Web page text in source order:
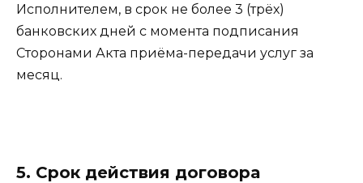
Исполнителем, в срок не более 3 (трёх)
банковских дней с момента подписания
Сторонами Акта приёма-передачи услуг за
месяц.
5. Срок действия договора